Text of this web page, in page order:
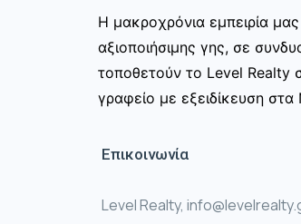
Η μακροχρόνια εμπειρία
αξιοποιήσιμης γης, σε
τοποθετούν το Level Realty
γραφείο με εξειδίκευση στα
Επικοινωνία
Level Realty,